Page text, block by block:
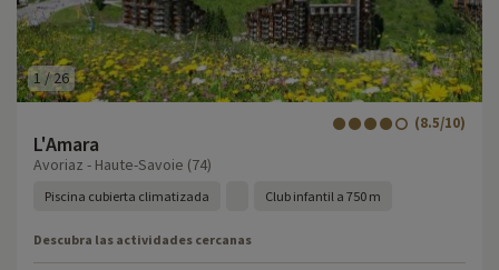
1 /26
L'Amara
(8.5/10)
Avoriaz - Haute-Savoie (74)
Piscina cubierta climatizada Club infantil a 750 m
Descubra las actividades cercanas